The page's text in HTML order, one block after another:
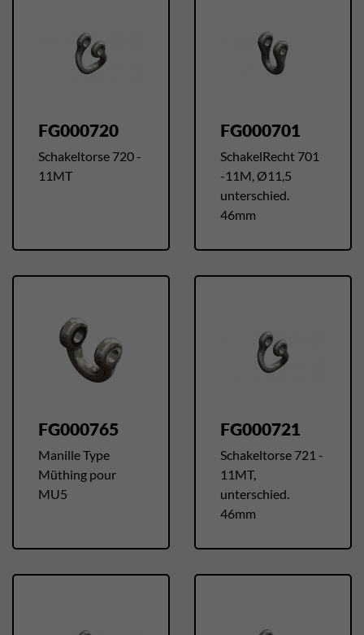
FG000720
Schakeltorse 720 -
11MT
FG000701
SchakelRecht 701
-11M, Ø11,5
unterschied.
46mm
FG000765
Manille Type
Müthing pour
MU5
FG000721
Schakeltorse 721 -
11MT,
unterschied.
46mm